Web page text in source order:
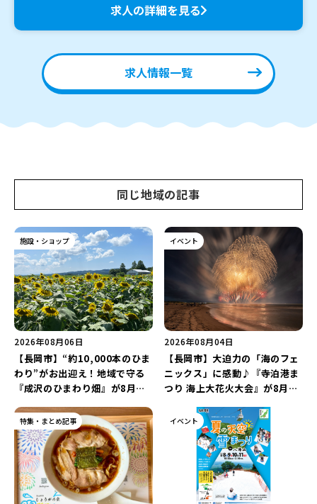
求人の詳細を見る
求人情報一覧
同じ地域の記事
施設・ショップ
2026年08月06日
【長岡市】“約10,000本のひま
わり”がお出迎え！地域で守る
『成沢のひまわり畑』が8月中
力を満喫しよう！
イベント
2026年08月04日
【長岡市】大迫力の「海のフェ
ニックス」に感動♪『寺泊港ま
つり 海上大花火大会』が8月7
5,000発の花火”を楽しもう♪
特集・まとめ記事 イベント